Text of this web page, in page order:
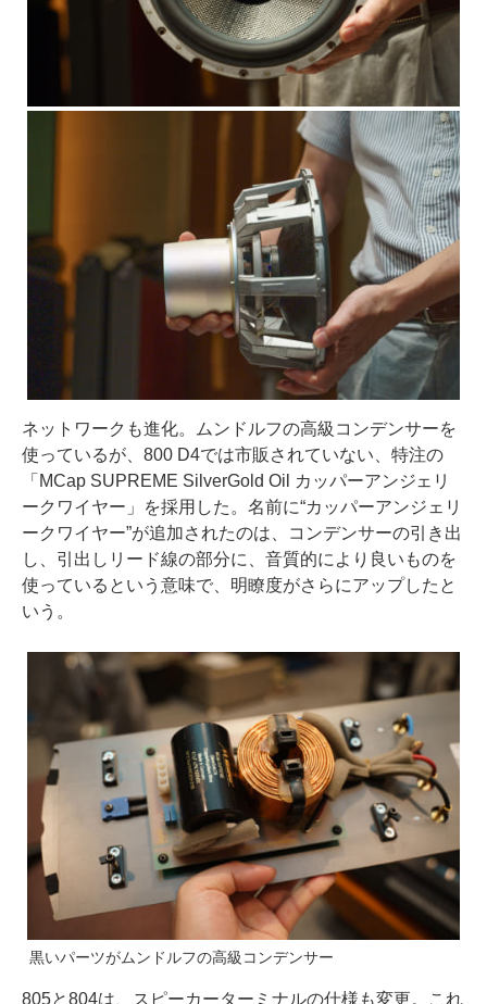
ネットワークも進化。ムンドルフの高級コンデンサーを
使っているが、800 D4では市販されていない、特注の
「MCap SUPREME SilverGold Oil カッパーアンジェリ
ークワイヤー」を採用した。名前に“カッパーアンジェリ
ークワイヤー”が追加されたのは、コンデンサーの引き出
し、引出しリード線の部分に、音質的により良いものを
使っているという意味で、明瞭度がさらにアップしたと
いう。
黒いパーツがムンドルフの高級コンデンサー
805と804は、スピーカーターミナルの仕様も変更。これ